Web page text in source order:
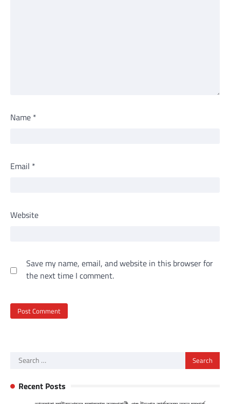
Name *
Email *
Website
Save my name, email, and website in this browser for
the next time I comment.
Search
Recent Posts